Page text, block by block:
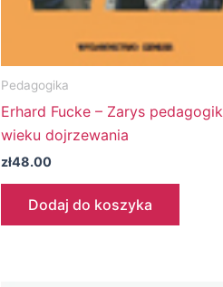
Pedagogika
Erhard Fucke – Zarys
wieku dojrzewania
zł48.00
Dodaj do koszyka